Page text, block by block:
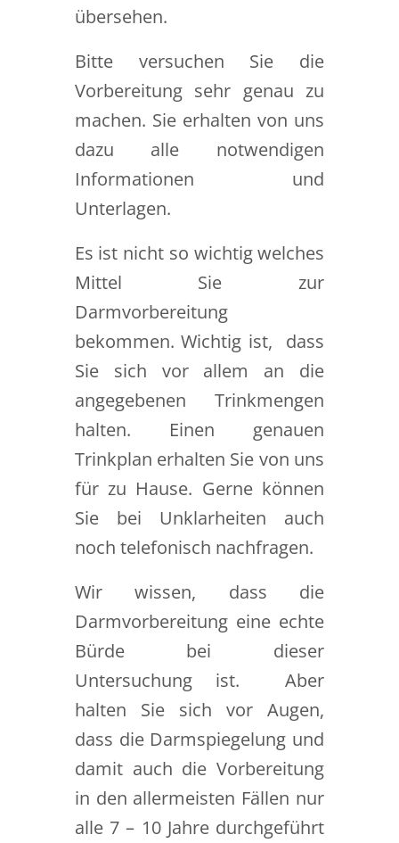
übersehen.
Bitte versuchen Sie die
Vorbereitung sehr genau zu
machen. Sie erhalten von uns
dazu alle notwendigen
Informationen und
Unterlagen.
Es ist nicht so wichtig welches
Mittel Sie zur
Darmvorbereitung
bekommen. Wichtig ist, dass
Sie sich vor allem an die
angegebenen Trinkmengen
halten. Einen genauen
Trinkplan erhalten Sie von uns
für zu Hause. Gerne können
Sie bei Unklarheiten auch
noch telefonisch nachfragen.
Wir wissen, dass die
Darmvorbereitung eine echte
Bürde bei dieser
Untersuchung ist. Aber
halten Sie sich vor Augen,
dass die Darmspiegelung und
damit auch die Vorbereitung
in den allermeisten Fällen nur
alle 7 – 10 Jahre durchgeführt